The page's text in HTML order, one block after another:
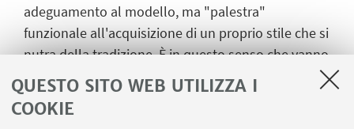
QUESTO SITO WEB UTILIZZA I
COOKIE
adeguamento al modello, ma "palestra"
funzionale all'acquisizione di un proprio stile che si
nutra della tradizione. È in questo senso che vanno
interpretati i precetti delleProse della volgar
lingua, opera che rappresenta un punto nodale
imprescindibile nello sviluppo storico della nostra